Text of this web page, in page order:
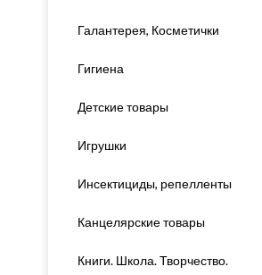
Галантерея, Косметички
Гигиена
Детские товары
Игрушки
Инсектициды, репелленты
Канцелярские товары
Книги. Школа. Творчество.